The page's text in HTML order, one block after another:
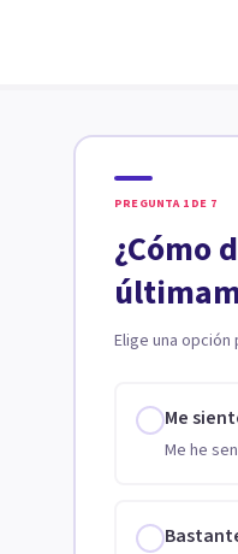
PREGUNTA 1 DE 7
¿Cómo
Elige una opción
Me
Me he